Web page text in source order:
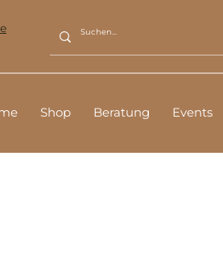
Shop Beratung Events